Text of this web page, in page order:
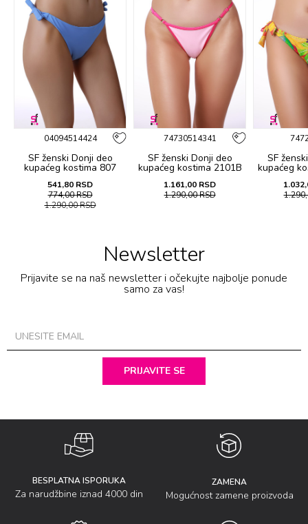
04094514424
SF ženski Donji deo
kupaćeg kostima 807
541,80 RSD
774,00RSD
1.290,00RSD
74730514341
SF ženski Donji deo
kupaćeg kostima 2101B
1.161,00 RSD
1.290,00RSD
SF
kupaćeg
Newsletter
Prijavite se na naš newsletter i očekujte najbolje ponude
samo za vas!
PRIJAVITE SE
BESPLATNA ISPORUKA
Za narudžbine iznad 4000 din
ZAMENA
Mogućnost zamene proizvoda